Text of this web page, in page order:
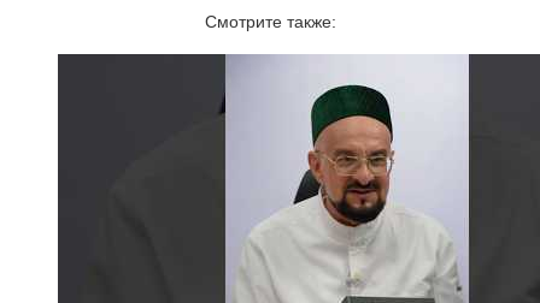
Смотрите также: